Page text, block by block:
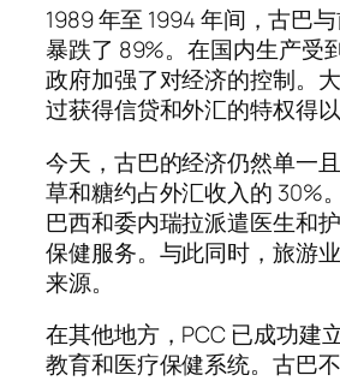
1989 年至 1994 年间，古巴
暴跌了 89%。在国内生产受
政府加强了对经济的控制。
过获得信贷和外汇的特权得以
今天，古巴的经济仍然单一
草和糖约占外汇收入的 30%
巴西和委内瑞拉派遣医生和
保健服务。与此同时，旅游
来源。
在其他地方，PCC 已成功建
教育和医疗保健系统。古巴